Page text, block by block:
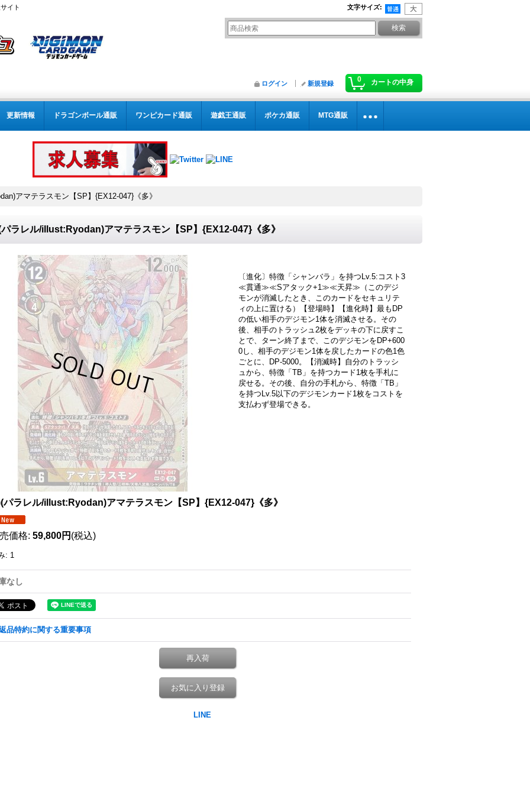
イト 文字サイズ:
0 カートの中身
ログイン 新規登録
更新情報 ドラゴンボール通販 ワンピカード通販 遊戯王通販 ポケカ通販 MTG通販
アマテラスモン【SP】{EX12-047}《多》
ラレル/illust:Ryodan)アマテラスモン【SP】{EX12-047}《多》
〔進化〕特徴「シャンバラ」を持つLv.5:コスト3
≪貫通≫≪Sアタック+1≫≪天昇≫（このデジ
モンが消滅したとき、このカードをセキュリテ
ィの上に置ける）【登場時】【進化時】最もDP
の低い相手のデジモン1体を消滅させる。その
後、相手のトラッシュ2枚をデッキの下に戻すこ
とで、ターン終了まで、このデジモンをDP+600
0し、相手のデジモン1体を戻したカードの色1色
ごとに、DP-5000。【消滅時】自分のトラッシ
ュから、特徴「TB」を持つカード1枚を手札に
戻せる。その後、自分の手札から、特徴「TB」
を持つLv.5以下のデジモンカード1枚をコストを
支払わず登場できる。
パラレル/illust:Ryodan)アマテラスモン【SP】{EX12-047}《多》
価格: 59,800円 (税込)
: 1
なし
品特約に関する重要事項
再入荷
お気に入り登録